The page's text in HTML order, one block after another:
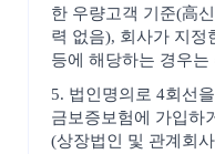
한 우량고객 기준(高
력 없음), 회사가 지정
등에 해당하는 경우
5. 법인명의로 4회선
금보증보험에 가입하
(상장법인 및 관계회